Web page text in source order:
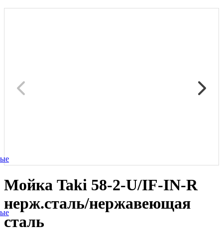
Мойка Taki 58-2-U/IF-IN-R
нерж.сталь/нержавеющая
сталь